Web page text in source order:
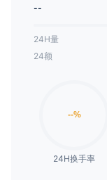
--
24H量
24额
24H换手率